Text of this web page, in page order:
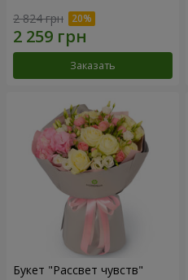
2 824 грн
Заказать
Букет "Рассвет чувств"